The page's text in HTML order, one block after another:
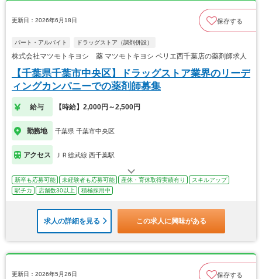
更新日：2026年6月18日 保存する
パート・アルバイト ドラッグストア（調剤併設）
株式会社マツモトキヨシ 薬 マツモトキヨシ ペリエ西千葉店の薬剤師求人
【千葉県千葉市中央区】ドラッグストア業界のリーデ
ィングカンパニーでの薬剤師募集
給与 【時給】2,000円～2,500円
勤務地 千葉県 千葉市中央区
アクセス ＪＲ総武線 西千葉駅
新卒も応募可能 未経験者も応募可能 産休・育休取得実績有り
スキルアップ
駅チカ
店舗数30以上 積極採用中
求人の詳細を見る この求人に興味がある
更新日：2026年5月26日 保存する